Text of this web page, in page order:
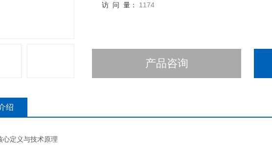
访 问 量： 1174
产品咨询
绍
义与技术原理